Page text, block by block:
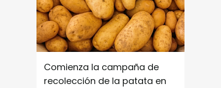
Comienza la campaña de
recolección de la patata en